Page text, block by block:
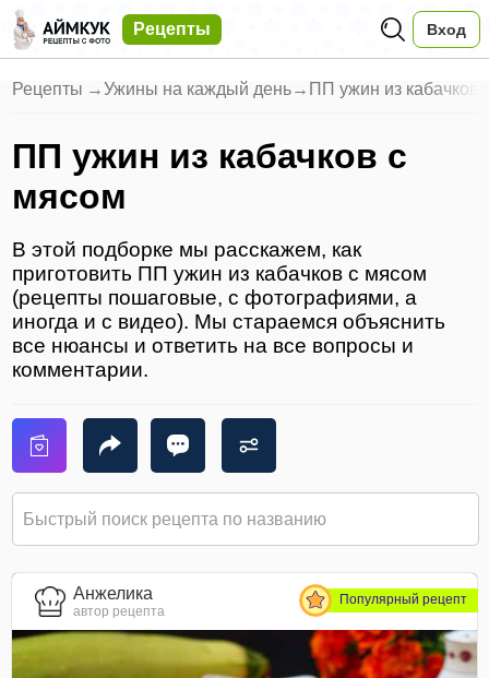
Рецепты Вход
Рецепты →Ужины на каждый день→ ПП ужин из кабачков
ПП ужин из кабачков с
мясом
В этой подборке мы расскажем, как
приготовить ПП ужин из кабачков с мясом
(рецепты пошаговые, с фотографиями, а
иногда и с видео). Мы стараемся объяснить
все нюансы и ответить на все вопросы и
комментарии.
Анжелика
автор рецепта
Популярный рецепт